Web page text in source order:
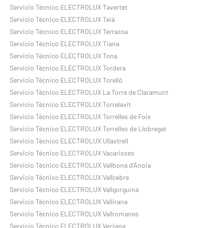
Servicio Técnico ELECTROLUX Tavertet
Servicio Técnico ELECTROLUX Teià
Servicio Técnico ELECTROLUX Terrassa
Servicio Técnico ELECTROLUX Tiana
Servicio Técnico ELECTROLUX Tona
Servicio Técnico ELECTROLUX Tordera
Servicio Técnico ELECTROLUX Torelló
Servicio Técnico ELECTROLUX La Torre de Claramunt
Servicio Técnico ELECTROLUX Torrelavit
Servicio Técnico ELECTROLUX Torrelles de Foix
Servicio Técnico ELECTROLUX Torrelles de Llobregat
Servicio Técnico ELECTROLUX Ullastrell
Servicio Técnico ELECTROLUX Vacarisses
Servicio Técnico ELECTROLUX Vallbona d’Anoia
Servicio Técnico ELECTROLUX Vallcebre
Servicio Técnico ELECTROLUX Vallgorguina
Servicio Técnico ELECTROLUX Vallirana
Servicio Técnico ELECTROLUX Vallromanes
Servicio Técnico ELECTROLUX Veciana